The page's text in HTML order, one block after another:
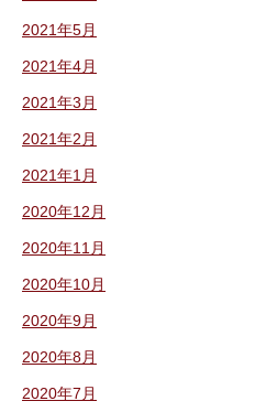
2021年5月
2021年4月
2021年3月
2021年2月
2021年1月
2020年12月
2020年11月
2020年10月
2020年9月
2020年8月
2020年7月